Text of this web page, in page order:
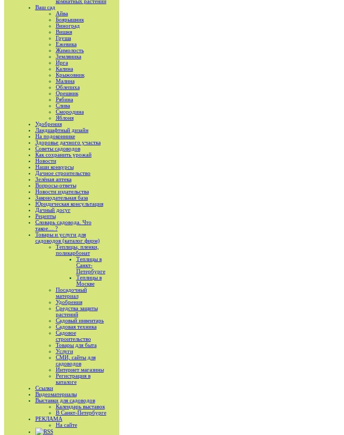
Ваш сад
Айва
Боярышник
Виноград
Вишня
Груша
Ежевика
Жимолость
Земляника
Ирга
Калина
Крыжовник
Малина
Облепиха
Орешник
Рябина
Слива
Смородина
Яблоня
Удобрения
Ландшафтный дизайн
На подоконнике
Здоровье дачного участка
Советы садоводов
Как сохранить урожай
Новости
Наши конкурсы
Дачное строительство
Зелёная аптека
Вопросы-ответы
Новости издательства
Законодательная база
Юридическая консультация
Дачный досуг
Рецепты
Словарь садовода. Что
такое… ?
Товары и услуги для
садоводов (каталог фирм)
Теплицы, пленки,
поликарбонат
Теплицы в
Санкт-
Петербурге
Теплицы в
Москве
Посадочный
материал
Удобрения
Средства защиты
растений
Садовый инвентарь
Садовая техника
Садовое
строительство
Товары для быта
Услуги
СМИ, сайты для
садоводов
Интернет магазины
Регистрация в
каталоге
Ссылки
Видеоматериалы
Выставки для садоводов
Календарь выставок
В Санкт-Петербурге
РЕКЛАМА
На сайте
RSS